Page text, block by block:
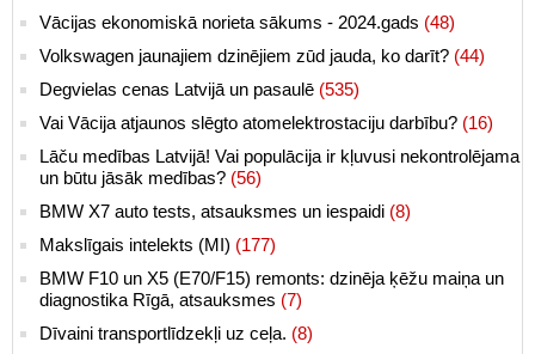
Vācijas ekonomiskā norieta sākums - 2024.gads (48)
Volkswagen jaunajiem dzinējiem zūd jauda, ko darīt? (44)
Degvielas cenas Latvijā un pasaulē (535)
Vai Vācija atjaunos slēgto atomelektrostaciju darbību? (16)
Lāču medības Latvijā! Vai populācija ir kļuvusi nekontrolējama
un būtu jāsāk medības? (56)
BMW X7 auto tests, atsauksmes un iespaidi (8)
Makslīgais intelekts (MI) (177)
BMW F10 un X5 (E70/F15) remonts: dzinēja ķēžu maiņa un
diagnostika Rīgā, atsauksmes (7)
Dīvaini transportlīdzekļi uz ceļa. (8)